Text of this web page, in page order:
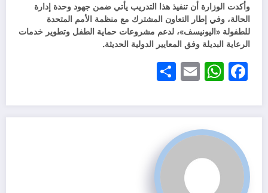
وأكدت الوزارة أن تنفيذ هذا التدريب يأتي ضمن جهود وحدة إدارة
الحالة، وفي إطار التعاون المشترك مع منظمة الأمم المتحدة
للطفولة «اليونيسف»، لدعم مشروعات حماية الطفل وتطوير خدمات
الرعاية البديلة وفق المعايير الدولية الحديثة.
Facebook
WhatsApp
Email